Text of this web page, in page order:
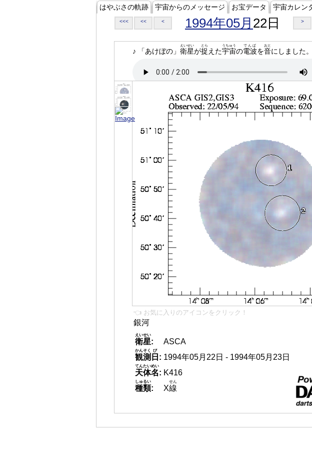
はやぶさの軌跡 宇宙からのメッセージ お宝データ 宇宙カレン
<<< << < 1994年05月 22日 >
♪ 「あけぼの」 衛星
えいせい
が捉
とら
えた宇宙
うちゅう
の電波
でんぱ
を音
おと
にしました。
👈 お気に入りのアイコンをクリック！
銀河
衛星
えいせい
:
ASCA
観測
かんそく
日
び
: 1994年05月22日 - 1994年05月23日
天体名
てんたいめい
: K416
種類
しゅるい
: X線
せん